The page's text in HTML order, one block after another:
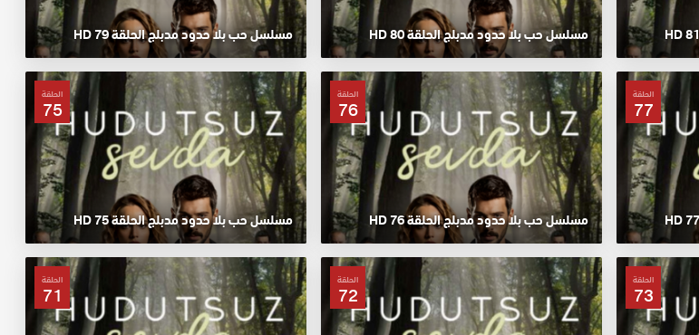
مسلسل حب بلا حدود مدبلج الحلقة 80 HD مسلسل حب بلا حدود مدبلج الحلقة 79 HD
الحلقة
77
الحلقة
76
مسلسل حب بلا حدود مدبلج الحلقة 76 HD
الحلقة
75
مسلسل حب بلا حدود مدبلج الحلقة 75 HD
الحلقة
73
الحلقة
72
الحلقة
71